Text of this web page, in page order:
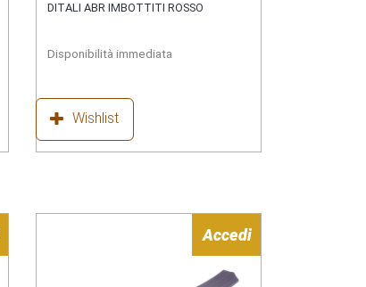
DITALI ABR IMBOTTITI ROSSO
Disponibilità immediata
Wishlist
Accedi